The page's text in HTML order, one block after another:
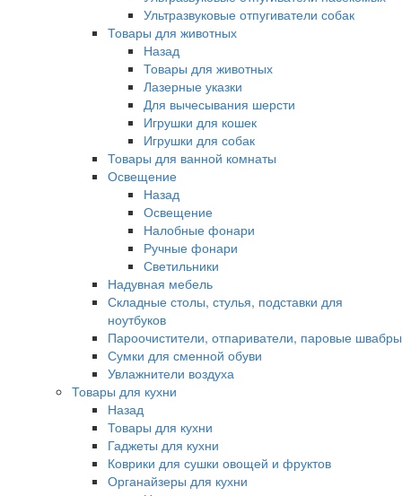
Ультразвуковые отпугиватели собак
Товары для животных
Назад
Товары для животных
Лазерные указки
Для вычесывания шерсти
Игрушки для кошек
Игрушки для собак
Товары для ванной комнаты
Освещение
Назад
Освещение
Налобные фонари
Ручные фонари
Светильники
Надувная мебель
Складные столы, стулья, подставки для
ноутбуков
Пароочистители, отпариватели, паровые швабры
Сумки для сменной обуви
Увлажнители воздуха
Товары для кухни
Назад
Товары для кухни
Гаджеты для кухни
Коврики для сушки овощей и фруктов
Органайзеры для кухни